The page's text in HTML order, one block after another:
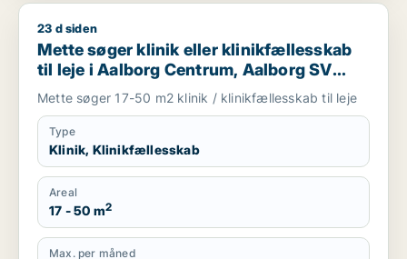
Mette søger klinik eller klinikfællesskab til leje i Aalborg
23 d siden
Mette søger klinik eller klinikfællesskab
til leje i Aalborg Centrum, Aalborg SV
eller Aalborg SØ m.fl.
Mette søger 17-50 m2 klinik / klinikfællesskab til leje
Type
Klinik, Klinikfællesskab
Areal
17 - 50 m2
Max. per måned